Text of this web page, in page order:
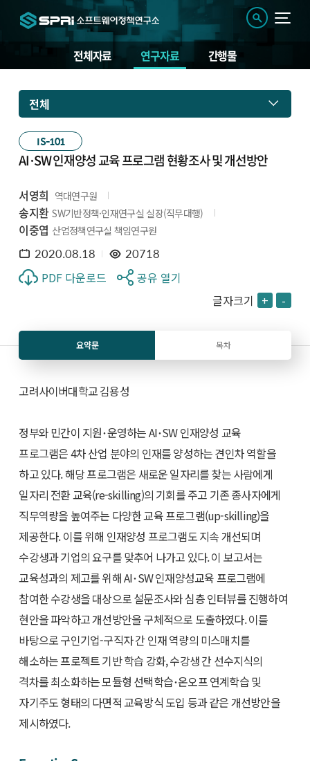
전체자료 연구자료 간행물
전체
IS-101
AI･SW 인재양성 교육 프로그램 현황조사 및 개선방안
서영희 역대연구원
송지환 SW기반정책·인재연구실 실장(직무대행)
이중엽 산업정책연구실 책임연구원
2020.08.18 20718
PDF 다운로드
공유 열기
글자크기 + -
요약문 목차
고려사이버대학교 김용성
정부와 민간이 지원･운영하는 AI･SW 인재양성 교육
프로그램은 4차 산업 분야의 인재를 양성하는 견인차 역할을
하고 있다. 해당 프로그램은 새로운 일자리를 찾는 사람에게
일자리 전환 교육(re-skilling)의 기회를 주고 기존 종사자에게
직무역량을 높여주는 다양한 교육 프로그램(up-skilling)을
제공한다. 이를 위해 인재양성 프로그램도 지속 개선되며
수강생과 기업의 요구를 맞추어 나가고 있다. 이 보고서는
교육성과의 제고를 위해 AI･SW 인재양성교육 프로그램에
참여한 수강생을 대상으로 설문조사와 심층 인터뷰를 진행하여
현안을 파악하고 개선방안을 구체적으로 도출하였다. 이를
바탕으로 구인기업-구직자 간 인재 역량의 미스매치를
해소하는 프로젝트 기반 학습 강화, 수강생 간 선수지식의
격차를 최소화하는 모듈형 선택학습･온오프 연계학습 및
자기주도 형태의 다면적 교육방식 도입 등과 같은 개선방안을
제시하였다.